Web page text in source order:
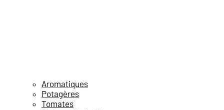
Aromatiques
Potagères
Tomates